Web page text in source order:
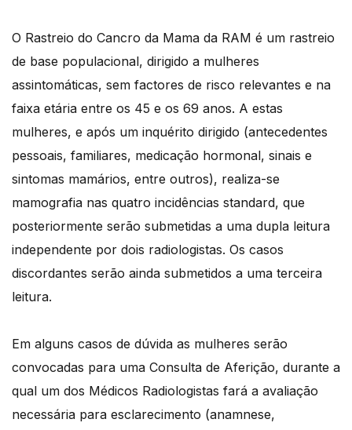
O Rastreio do Cancro da Mama da RAM é um rastreio
de base populacional, dirigido a mulheres
assintomáticas, sem factores de risco relevantes e na
faixa etária entre os 45 e os 69 anos. A estas
mulheres, e após um inquérito dirigido (antecedentes
pessoais, familiares, medicação hormonal, sinais e
sintomas mamários, entre outros), realiza-se
mamografia nas quatro incidências standard, que
posteriormente serão submetidas a uma dupla leitura
independente por dois radiologistas. Os casos
discordantes serão ainda submetidos a uma terceira
leitura.
Em alguns casos de dúvida as mulheres serão
convocadas para uma Consulta de Aferição, durante a
qual um dos Médicos Radiologistas fará a avaliação
necessária para esclarecimento (anamnese,